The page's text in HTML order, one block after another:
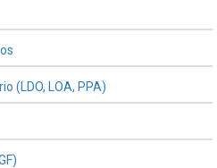
(LDO, LOA, PPA)